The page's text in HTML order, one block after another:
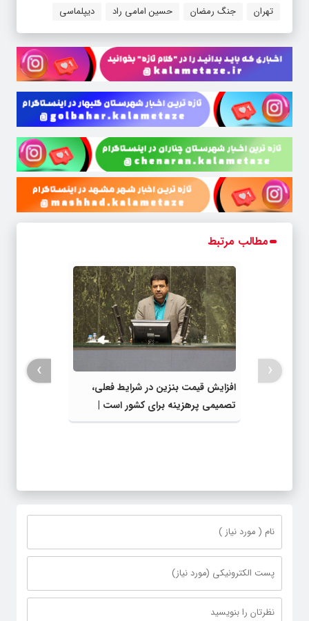
تهران جنگ رمضان حسین امامی راد دیپلماسی
مطالب مرتبط
افزایش قیمت بنزین در شرایط فعلی،
تصمیمی پرهزینه برای کشور است |
دولت، قاچاق سوخت و عوامل اصلی
‹
›